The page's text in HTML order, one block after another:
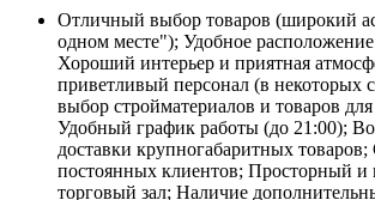
Отличный выбор товаров (широкий
одном месте"); Удобное расположение
Хороший интерьер и приятная
приветливый персонал (в некоторых
выбор стройматериалов и товаров
Удобный график работы (до 21:00);
доставки крупногабаритных
постоянных клиентов; Просторный
торговый зал; Наличие